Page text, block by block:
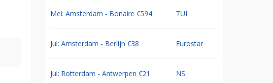
Mei: Amsterdam - Bonaire €594 TUI
Jul: Amsterdam - Berlijn €38 Eurostar
Jul: Rotterdam - Antwerpen €21 NS